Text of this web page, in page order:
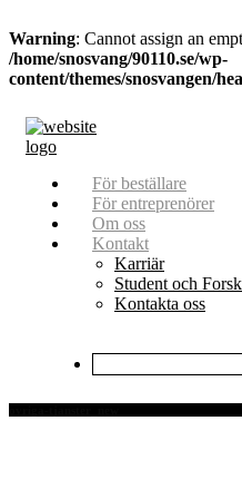
Warning: Cannot assign an
/home/snosvang/90110.se/wp-
content/themes/snosvangen/
För beställare
För entreprenörer
Om oss
Kontakt
Karriär
Student och
Kontakta oss